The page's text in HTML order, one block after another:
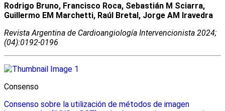
Rodrigo Bruno, Francisco Roca, Sebastián M Sciarra,
Guillermo EM Marchetti, Raúl Bretal, Jorge AM Iravedra
Revista Argentina de Cardioangiologí­a Intervencionista 2024;
(04):0192-0196
Consenso
Consenso sobre la utilización de métodos de imagen